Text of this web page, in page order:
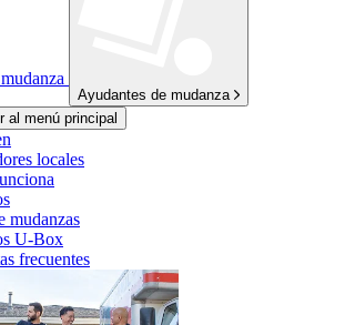
Ayudantes de mudanza
al menú principal
locales
mudanzas
U-Box
frecuentes